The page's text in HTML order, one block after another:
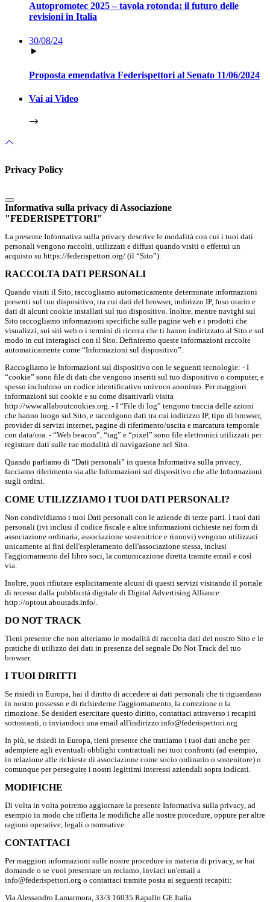
Autopromotec 2025 – tavola rotonda: il futuro delle
revisioni in Italia
30/08/24
Proposta emendativa Federispettori al Senato 11/06/2024
Vai ai Video
Privacy Policy
Informativa sulla privacy di Associazione
"FEDERISPETTORI"
La presente Informativa sulla privacy descrive le modalità con cui i tuoi dati
personali vengono raccolti, utilizzati e diffusi quando visiti o effettui un
acquisto su https://federispettori.org/ (il “Sito”).
RACCOLTA DATI PERSONALI
Quando visiti il Sito, raccogliamo automaticamente determinate informazioni
presenti sul tuo dispositivo, tra cui dati del browser, indirizzo IP, fuso orario e
dati di alcuni cookie installati sul tuo dispositivo. Inoltre, mentre navighi sul
Sito raccogliamo informazioni specifiche sulle pagine web e i prodotti che
visualizzi, sui siti web o i termini di ricerca che ti hanno indirizzato al Sito e sul
modo in cui interagisci con il Sito. Definiremo queste informazioni raccolte
automaticamente come “Informazioni sul dispositivo”.
Raccogliamo le Informazioni sul dispositivo con le seguenti tecnologie: - I
“cookie” sono file di dati che vengono inseriti sul tuo dispositivo o computer, e
spesso includono un codice identificativo univoco anonimo. Per maggiori
informazioni sui cookie e su come disattivarli visita
http://www.allaboutcookies.org. - I “File di log” tengono traccia delle azioni
che hanno luogo sul Sito, e raccolgono dati tra cui indirizzo IP, tipo di browser,
provider di servizi internet, pagine di riferimento/uscita e marcatura temporale
con data/ora. - “Web beacon”, “tag” e “pixel” sono file elettronici utilizzati per
registrare dati sulle tue modalità di navigazione nel Sito.
Quando parliamo di “Dati personali” in questa Informativa sulla privacy,
facciamo riferimento sia alle Informazioni sul dispositivo che alle Informazioni
sugli ordini.
COME UTILIZZIAMO I TUOI DATI PERSONALI?
Non condividiamo i tuoi Dati personali con le aziende di terze parti. I tuoi dati
personali (ivi inclusi il codice fiscale e altre informazioni richieste nei form di
associazione ordinaria, associazione sostenitrice e rinnovi) vengono utilizzati
unicamente ai fini dell'espletamento dell'associazione stessa, inclusi
l'aggiornamento del libro soci, la comunicazione diretta tramite email e così
via.
Inoltre, puoi rifiutare esplicitamente alcuni di questi servizi visitando il portale
di recesso dalla pubblicità digitale di Digital Advertising Alliance:
http://optout.aboutads.info/.
DO NOT TRACK
Tieni presente che non alteriamo le modalità di raccolta dati del nostro Sito e le
pratiche di utilizzo dei dati in presenza del segnale Do Not Track del tuo
browser.
I TUOI DIRITTI
Se risiedi in Europa, hai il diritto di accedere ai dati personali che ti riguardano
in nostro possesso e di richiederne l'aggiornamento, la correzione o la
rimozione. Se desideri esercitare questo diritto, contattaci attraverso i recapiti
sottostanti, o inviandoci una email all'indirizzo info@federispettori.org
In più, se risiedi in Europa, tieni presente che trattiamo i tuoi dati anche per
adempiere agli eventuali obblighi contrattuali nei tuoi confronti (ad esempio,
in relazione alle richieste di associazione come socio ordinario o sostenitore) o
comunque per perseguire i nostri legittimi interessi aziendali sopra indicati.
MODIFICHE
Di volta in volta potremo aggiornare la presente Informativa sulla privacy, ad
esempio in modo che rifletta le modifiche alle nostre procedure, oppure per altre
ragioni operative, legali o normative.
CONTATTACI
Per maggiori informazioni sulle nostre procedure in materia di privacy, se hai
domande o se vuoi presentare un reclamo, inviaci un'email a
info@federispettori.org o contattaci tramite posta ai seguenti recapiti:
Via Alessandro Lamarmora, 33/3 16035 Rapallo GE Italia